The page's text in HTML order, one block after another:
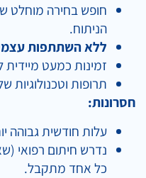
חופש בחירה מוחלט
הניתוח.
ללא השתתפות
זמינות כמעט מיידית
תרופות
חסרונות:
עלות חודשית גבוהה
נדרש חיתום רפואי
כל אחד מתקבל.